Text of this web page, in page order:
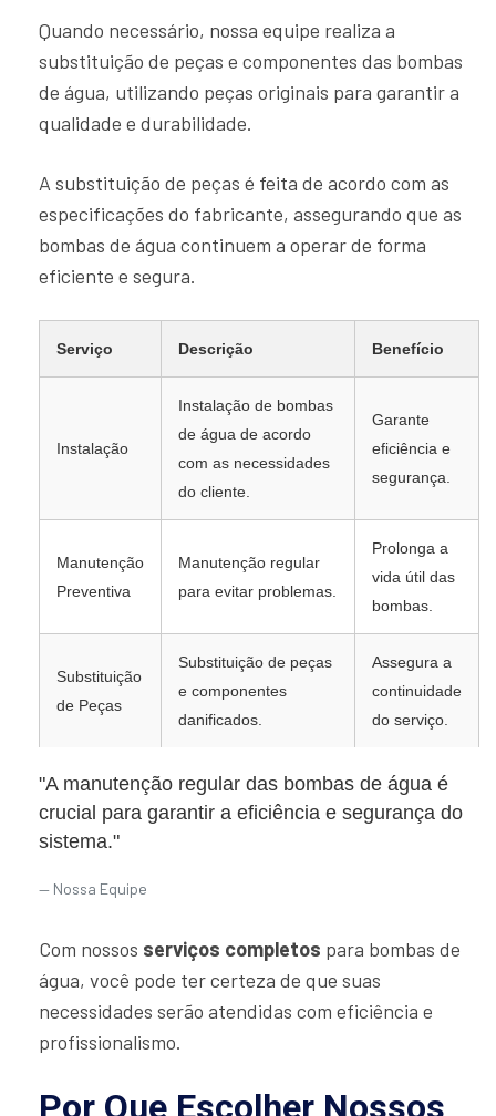
Quando necessário, nossa equipe realiza a
substituição de peças e componentes das bombas
de água, utilizando peças originais para garantir a
qualidade e durabilidade.
A substituição de peças é feita de acordo com as
especificações do fabricante, assegurando que as
bombas de água continuem a operar de forma
eficiente e segura.
Serviço Descrição Benefício
Instalação
Instalação de bombas
de água de acordo
com as necessidades
do cliente.
Garante
eficiência e
segurança.
Manutenção
Preventiva
Manutenção regular
para evitar problemas.
Prolonga a
vida útil das
bombas.
Substituição
de Peças
Substituição de peças
e componentes
danificados.
Assegura a
continuidade
do serviço.
"A manutenção regular das bombas de água é
crucial para garantir a eficiência e segurança do
sistema."
Nossa Equipe
Com nossos serviços completos para bombas de
água, você pode ter certeza de que suas
necessidades serão atendidas com eficiência e
profissionalismo.
Por Que Escolher Nossos